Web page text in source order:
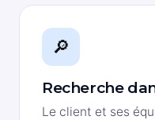
🔎
Recherche
Le client et ses